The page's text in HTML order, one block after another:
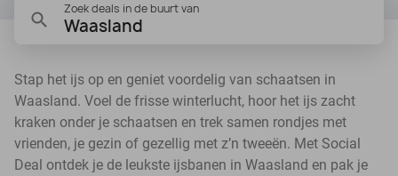
Zoek deals in de buurt van
Waasland
Stap het ijs op en geniet voordelig van schaatsen in
Waasland. Voel de frisse winterlucht, hoor het ijs zacht
kraken onder je schaatsen en trek samen rondjes met
vrienden, je gezin of gezellig met z’n tweeën. Met Social
Deal ontdek je de leukste ijsbanen in Waasland en pak je